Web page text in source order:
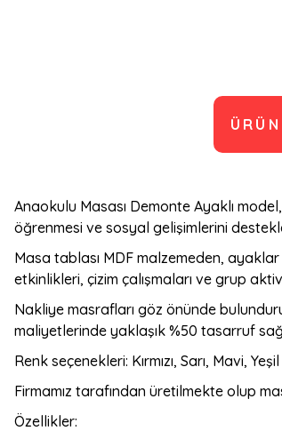
Anaokulu Masası Demonte Ayaklı
öğrenmesi ve sosyal gelişimlerini
Masa tablası MDF malzemeden,
etkinlikleri, çizim çalışmaları ve grup
Nakliye masrafları göz önünde
maliyetlerinde yaklaşık %50 tasarruf
Renk seçenekleri: Kırmızı, Sarı, Mavi,
Firmamız tarafından üretilmekte olup
Özellikler: